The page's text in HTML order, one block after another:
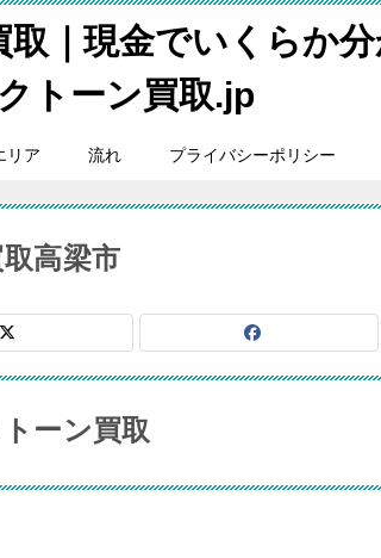
取｜現金でいくらか
トーン買取.jp
リア 流れ プライバシーポリシー
高梁市
ーン買取